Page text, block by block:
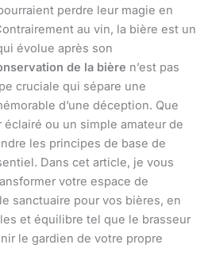
perdre leur magie en
au vin, la bière est un
évolue après son
de la bière n’est pas
cruciale qui sépare une
d’une déception. Que
ou un simple amateur de
les principes de base de
Dans cet article, je vous
votre espace de
sanctuaire pour vos bières, en
et équilibre tel que le brasseur
le gardien de votre propre